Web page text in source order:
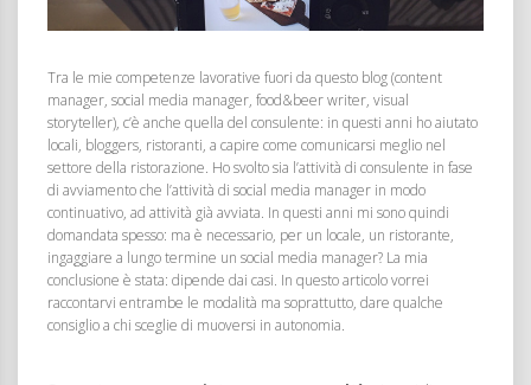
Tra le mie competenze lavorative fuori da questo blog (content
manager, social media manager, food&beer writer, visual
storyteller), c’è anche quella del consulente: in questi anni ho aiutato
locali, bloggers, ristoranti, a capire come comunicarsi meglio nel
settore della ristorazione. Ho svolto sia l’attività di consulente in fase
di avviamento che l’attività di social media manager in modo
continuativo, ad attività già avviata. In questi anni mi sono quindi
domandata spesso: ma è necessario, per un locale, un ristorante,
ingaggiare a lungo termine un social media manager? La mia
conclusione è stata: dipende dai casi. In questo articolo vorrei
raccontarvi entrambe le modalità ma soprattutto, dare qualche
consiglio a chi sceglie di muoversi in autonomia.